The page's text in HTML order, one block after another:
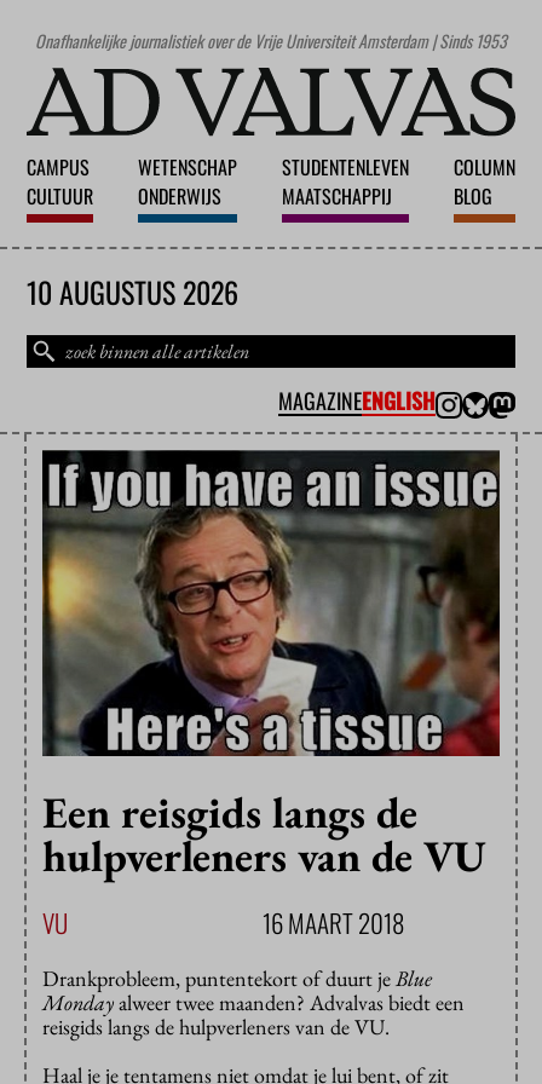
Onafhankelijke journalistiek over de Vrije Universiteit Amsterdam | Sinds 1953
CAMPUS
CULTUUR
WETENSCHAP
ONDERWIJS
STUDENTENLEVEN
MAATSCHAPPIJ
COLUMN
BLOG
10 AUGUSTUS 2026
MAGAZINEENGLISH
Een reisgids langs de
hulpverleners van de VU
VU 16 MAART 2018
Drankprobleem, puntentekort of duurt je Blue
Mondayalweer twee maanden? Advalvas biedt een
reisgids langs de hulpverleners van de VU.
Haal je je tentamens niet omdat je lui bent, of zit